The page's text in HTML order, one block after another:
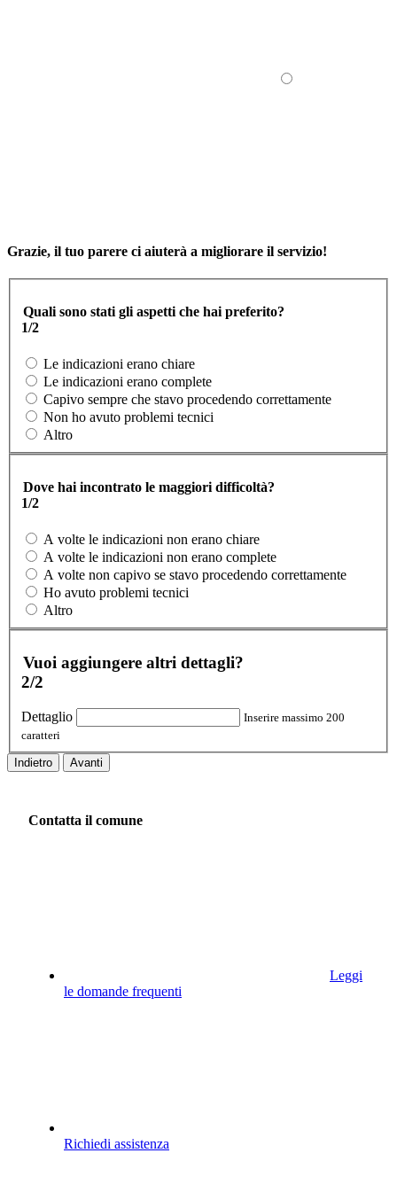
Grazie, il tuo parere ci aiuterà a migliorare il servizio!
Quali sono stati gli aspetti che hai preferito?
1/2
Le indicazioni erano chiare
Le indicazioni erano complete
Capivo sempre che stavo procedendo correttamente
Non ho avuto problemi tecnici
Altro
Dove hai incontrato le maggiori difficoltà?
1/2
A volte le indicazioni non erano chiare
A volte le indicazioni non erano complete
A volte non capivo se stavo procedendo correttamente
Ho avuto problemi tecnici
Altro
Vuoi aggiungere altri dettagli?
2/2
Dettaglio
Inserire massimo 200
caratteri
Indietro Avanti
Contatta il comune
Leggi
le domande frequenti
Richiedi assistenza